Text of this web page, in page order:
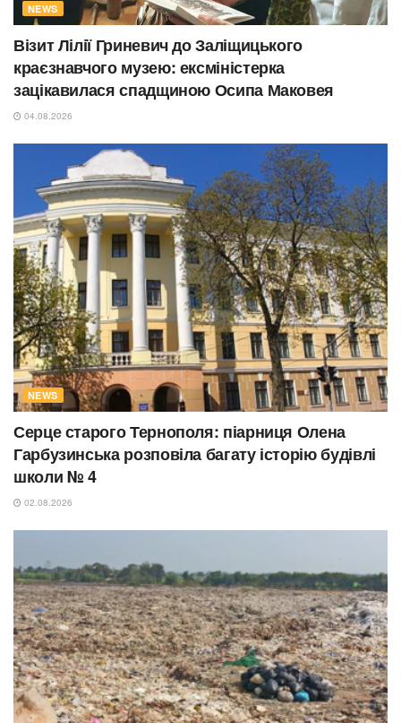
NEWS
Візит Лілії Гриневич до Заліщицького
краєзнавчого музею: ексміністерка
зацікавилася спадщиною Осипа Маковея
04.08.2026
NEWS
Серце старого Тернополя: піарниця Олена
Гарбузинська розповіла багату історію будівлі
школи № 4
02.08.2026